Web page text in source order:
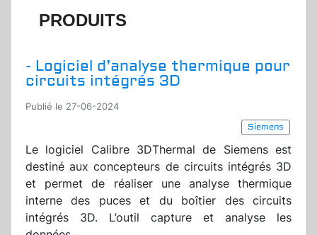
PRODUITS
- Logiciel d’analyse thermique pour
circuits intégrés 3D
Publié le 27-06-2024
Siemens
Le logiciel Calibre 3DThermal de Siemens est
destiné aux concepteurs de circuits intégrés 3D
et permet de réaliser une analyse thermique
interne des puces et du boîtier des circuits
intégrés 3D. L’outil capture et analyse les